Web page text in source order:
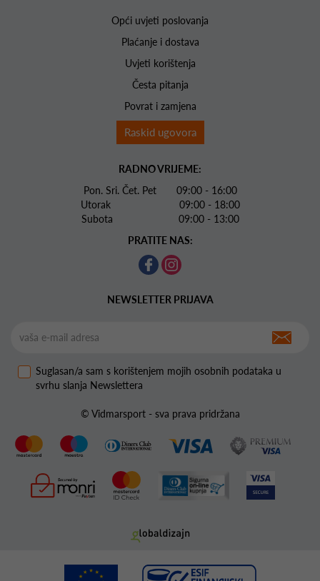
Opći uvjeti poslovanja
Plaćanje i dostava
Uvjeti korištenja
Česta pitanja
Povrat i zamjena
Raskid ugovora
RADNO VRIJEME:
Pon. Sri. Čet. Pet 09:00 - 16:00
Utorak 09:00 - 18:00
Subota 09:00 - 13:00
PRATITE NAS:
NEWSLETTER PRIJAVA
Suglasan/a sam s korištenjem mojih osobnih podataka u
svrhu slanja Newslettera
© Vidmarsport - sva prava pridržana